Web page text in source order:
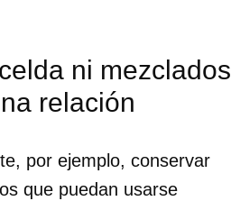
ni mezclados
relación
por ejemplo, conservar
que puedan usarse